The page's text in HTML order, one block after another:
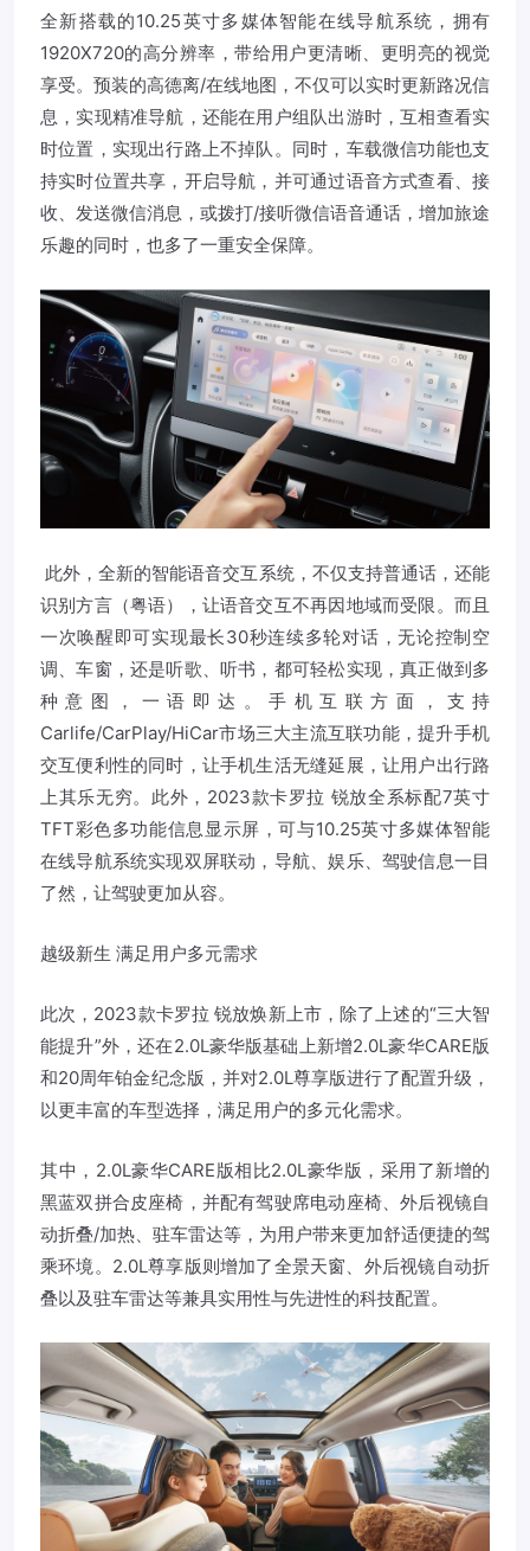
全新搭载的10.25英寸多媒体智能在线导航系统，拥有
1920X720的高分辨率，带给用户更清晰、更明亮的视觉
享受。预装的高德离/在线地图，不仅可以实时更新路况信
息，实现精准导航，还能在用户组队出游时，互相查看实
时位置，实现出行路上不掉队。同时，车载微信功能也支
持实时位置共享，开启导航，并可通过语音方式查看、接
收、发送微信消息，或拨打/接听微信语音通话，增加旅途
乐趣的同时，也多了一重安全保障。
此外，全新的智能语音交互系统，不仅支持普通话，还能
识别方言（粤语），让语音交互不再因地域而受限。而且
一次唤醒即可实现最长30秒连续多轮对话，无论控制空
调、车窗，还是听歌、听书，都可轻松实现，真正做到多
种意图，一语即达。手机互联方面，支持
Carlife/CarPlay/HiCar市场三大主流互联功能，提升手机
交互便利性的同时，让手机生活无缝延展，让用户出行路
上其乐无穷。此外，2023款卡罗拉 锐放全系标配7英寸
TFT彩色多功能信息显示屏，可与10.25英寸多媒体智能
在线导航系统实现双屏联动，导航、娱乐、驾驶信息一目
了然，让驾驶更加从容。
越级新生 满足用户多元需求
此次，2023款卡罗拉 锐放焕新上市，除了上述的“三大智
能提升”外，还在2.0L豪华版基础上新增2.0L豪华CARE版
和20周年铂金纪念版，并对2.0L尊享版进行了配置升级，
以更丰富的车型选择，满足用户的多元化需求。
其中，2.0L豪华CARE版相比2.0L豪华版，采用了新增的
黑蓝双拼合皮座椅，并配有驾驶席电动座椅、外后视镜自
动折叠/加热、驻车雷达等，为用户带来更加舒适便捷的驾
乘环境。2.0L尊享版则增加了全景天窗、外后视镜自动折
叠以及驻车雷达等兼具实用性与先进性的科技配置。